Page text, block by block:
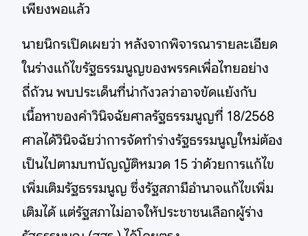
เพียงพอแล้ว
นายนิกรเปิดเผยว่า หลังจากพิจารณารายละเอียด
ในร่างแก้ไขรัฐธรรมนูญของพรรคเพื่อไทยอย่าง
ถี่ถ้วน พบประเด็นที่น่ากังวลว่าอาจขัดแย้งกับ
เนื้อหาของคำวินิจฉัยศาลรัฐธรรมนูญที่ 18/2568
ศาลได้วินิจฉัยว่าการจัดทำร่างรัฐธรรมนูญใหม่ต้อง
เป็นไปตามบทบัญญัติหมวด 15 ว่าด้วยการแก้ไข
เพิ่มเติมรัฐธรรมนูญ ซึ่งรัฐสภามีอำนาจแก้ไขเพิ่ม
เติมได้ แต่รัฐสภาไม่อาจให้ประชาชนเลือกผู้ร่าง